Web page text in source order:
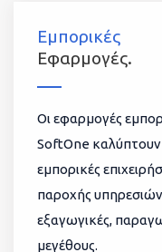
Εμπορικές
Εφαρμογές.
Οι εφαρμογές
SoftOne
εμπορικές
παροχής
εξαγωγικές,
μεγέθους.